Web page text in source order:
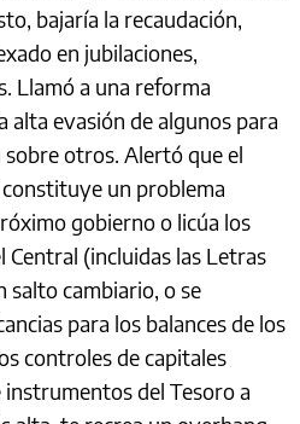
bajaría la recaudación,
en jubilaciones,
Llamó a una reforma
evasión de algunos para
otros. Alertó que el
un problema
gobierno o licúa los
Central (incluidas las Letras
salto cambiario, o se
para los balances de los
controles de capitales
instrumentos del Tesoro a